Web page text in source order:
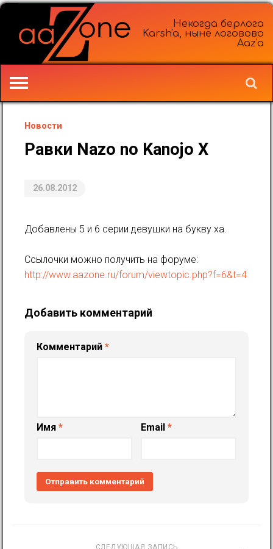
Некогда берлога
Karsh'a, ныне логовово
Aaz'a
Новости
Равки Nazo no Kanojo X
26.08.2012
Добавлены 5 и 6 серии девушки на букву ха.
Ссылочки можно получить на форуме:
http://www.aazone.ru/forum/viewtopic.php?f=6&t=4
Добавить комментарий
Комментарий *
Имя * Email *
СЛЕДУЮЩАЯ ЗАПИСЬ